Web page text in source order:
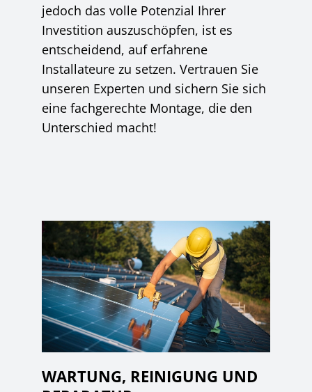
jedoch das volle Potenzial Ihrer
Investition auszuschöpfen, ist es
entscheidend, auf erfahrene
Installateure zu setzen. Vertrauen Sie
unseren Experten und sichern Sie sich
eine fachgerechte Montage, die den
Unterschied macht!
WARTUNG, REINIGUNG UND